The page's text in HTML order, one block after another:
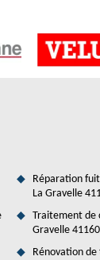
des tarifs qui
à Saint
pour la mise
des tarifs
Réparation
La Gravelle
Traitement de
Gravelle 41160
Rénovation